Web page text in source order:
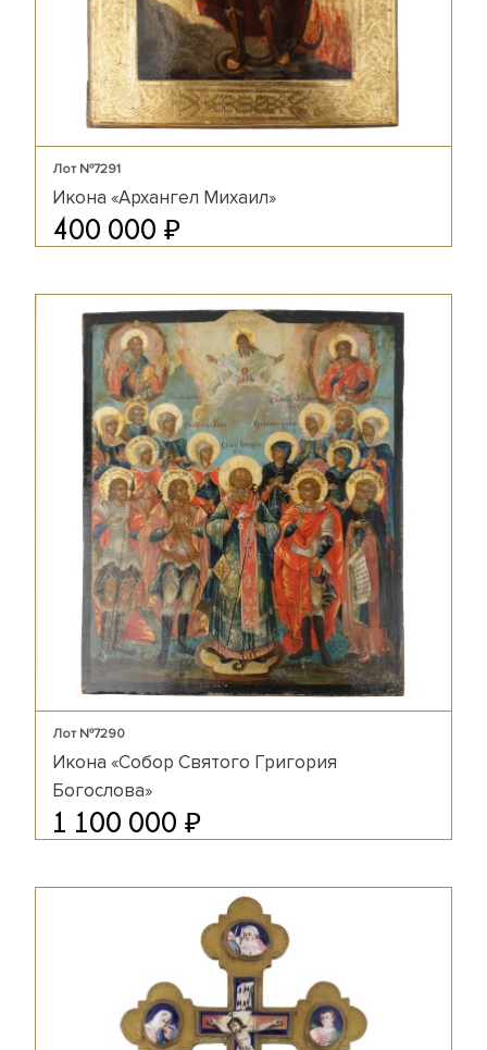
Лот №7291
Икона «Архангел Михаил»
400 000 ₽
Лот №7290
Икона «Собор Святого Григория
Богослова»
1 100 000 ₽